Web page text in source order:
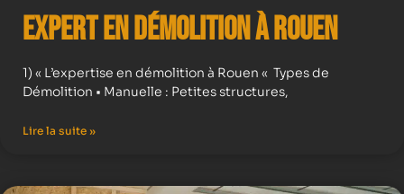
Expert en démolition à Rouen
1) « L’expertise en démolition à Rouen « Types de
Démolition • Manuelle : Petites structures,
Lire la suite »